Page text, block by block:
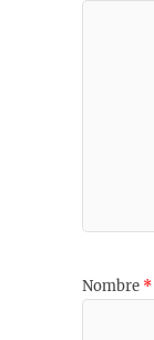
Nombre *